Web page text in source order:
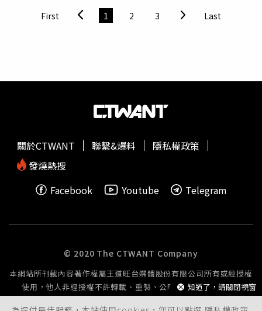
影片，一位移工誤以為自己僅懷孕3、4個月，服用藥物後竟
產下孩子，其父母卻將孩子裝進紙箱中，抱著紙箱在幽暗公
You Li在網路上囂張貼出移工們將其骨肉丟棄廢棄民宅、田
將孩子以物流貨運寄給You Li「善後」，還因此導致胚胎腐
爛發臭，而這些寶寶往往已有數月大，在母體裡長出眼睛和
機會看世界一眼就被扼殺。知情人士透露，You Li極其猖
狂，總在網路上不斷炫富，有印尼同鄉看不慣其行徑試圖勸
下藥后」，希望主管機關能加強取締，別讓台灣成為「嬰屍
情形，而處方藥品依我國藥事法規定不得於網路刊登販售，
「CYTOTEC」其適應症為「胃及十二指腸潰瘍」，須由醫
師處方使用。食藥署表示，按藥事法第50條第1項規定，須
由醫師處方之藥品，非經醫師處方，不得調劑供應。另依據
同法第37條第2項規定，藥品之調劑，應由藥師為之。違反
一份文件就能得到3000元到6000元的報酬，她還販售衣
服、面膜、髮油等生活用品，甚至非法販售墮胎藥，並仲介
入則高達百萬元，大筆資產則被匯回印尼，在家鄉購入20筆
CEO」，每天都要處理大批物流包裹，單日營收還曾高達十
萬元。（圖／翻攝當事人Tiktok）You Li曾拍攝影片展示自
才能隱藏自己的真實身分，她則在畫面中笑的前仰後翻，驕
傲之情溢於言表，絲毫不在意這些財富是建立在同鄉姊妹的
同鄉，在台灣工作卻一直挑戰我國的法律。」知情人士提
自己全年無休、沒有假期，每日都認真工作，實則是將大部
分的時間用來經營副業，雇主家早已成為她的
希望相關單位能加強查緝，別讓不良移工繼續破壞台灣的勞
動環境。移民署表示，目前尚未接獲相關情資，後續將建議
外勤單位邀請衛生單位一起查辦。食藥署表示，目前未接獲
First 1 2 3 Last
知道了，請關閉視窗
關於CTWANT 聯繫&爆料
隱私權政策
發燒熱搜
Facebook
Youtube Telegram
© 2020 The CTWANT Company
本網站所刊載內容著作權屬王道旺台媒體股份有限公司所有或經授權
使用，他人非經授權不許轉載、重製、公開播送或公開傳輸。